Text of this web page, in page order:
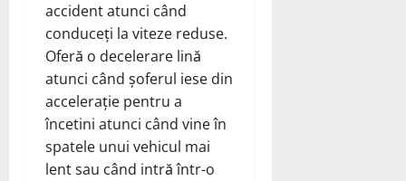
accident atunci când
conduceți la viteze reduse.
Oferă o decelerare lină
atunci când șoferul iese din
accelerație pentru a
încetini atunci când vine în
spatele unui vehicul mai
lent sau când intră într-o